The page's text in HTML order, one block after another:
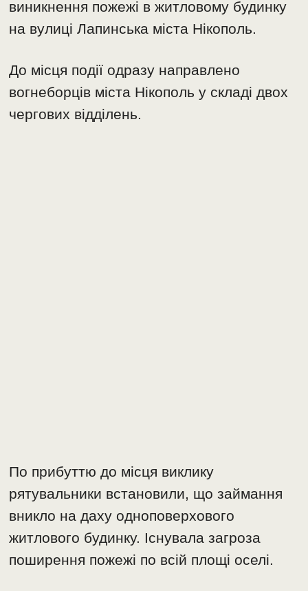
виникнення пожежі в житловому будинку
на вулиці Лапинська міста Нікополь.
До місця події одразу направлено
вогнеборців міста Нікополь у складі двох
чергових відділень.
По прибуттю до місця виклику
рятувальники встановили, що займання
вникло на даху одноповерхового
житлового будинку. Існувала загроза
поширення пожежі по всій площі оселі.